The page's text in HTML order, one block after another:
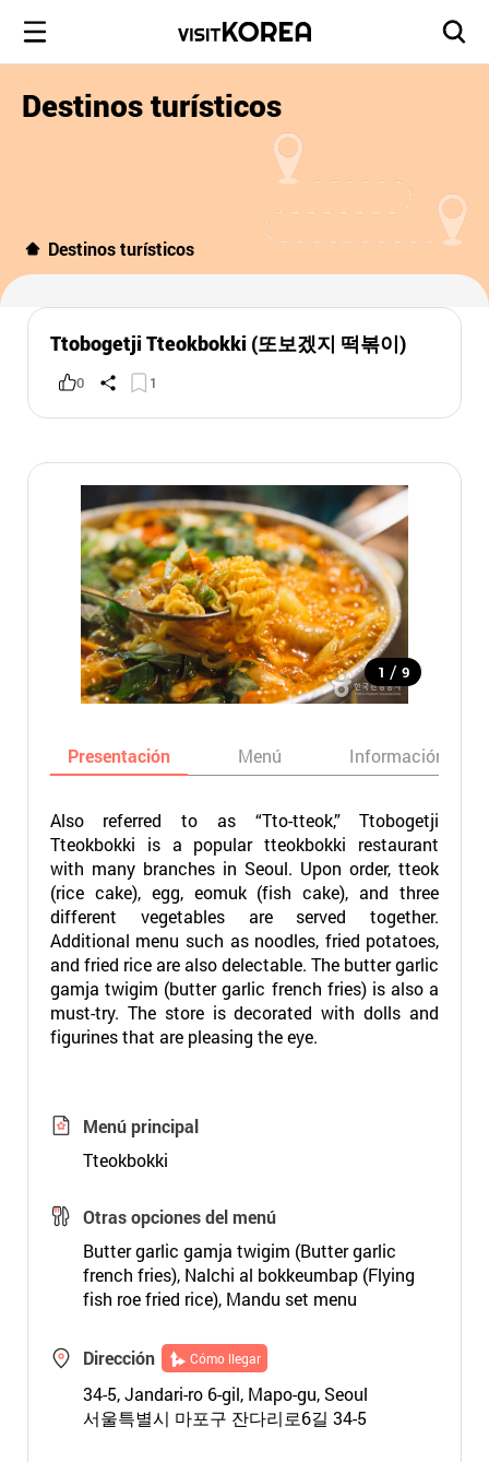
Destinos turísticos
Destinos turísticos
Ttobogetji Tteokbokki (또보겠지 떡볶이)
0 1
1 / 9
Presentación Menú Información
Also referred to as “Tto-tteok,” Ttobogetji
Tteokbokki is a popular tteokbokki restaurant
with many branches in Seoul. Upon order, tteok
(rice cake), egg, eomuk (fish cake), and three
different vegetables are served together.
Additional menu such as noodles, fried potatoes,
and fried rice are also delectable. The butter garlic
gamja twigim (butter garlic french fries) is also a
must-try. The store is decorated with dolls and
figurines that are pleasing the eye.
Menú principal
Tteokbokki
Otras opciones del menú
Butter garlic gamja twigim (Butter garlic
french fries), Nalchi al bokkeumbap (Flying
fish roe fried rice), Mandu set menu
Dirección Cómo llegar
34-5, Jandari-ro 6-gil, Mapo-gu, Seoul
서울특별시 마포구 잔다리로6길 34-5